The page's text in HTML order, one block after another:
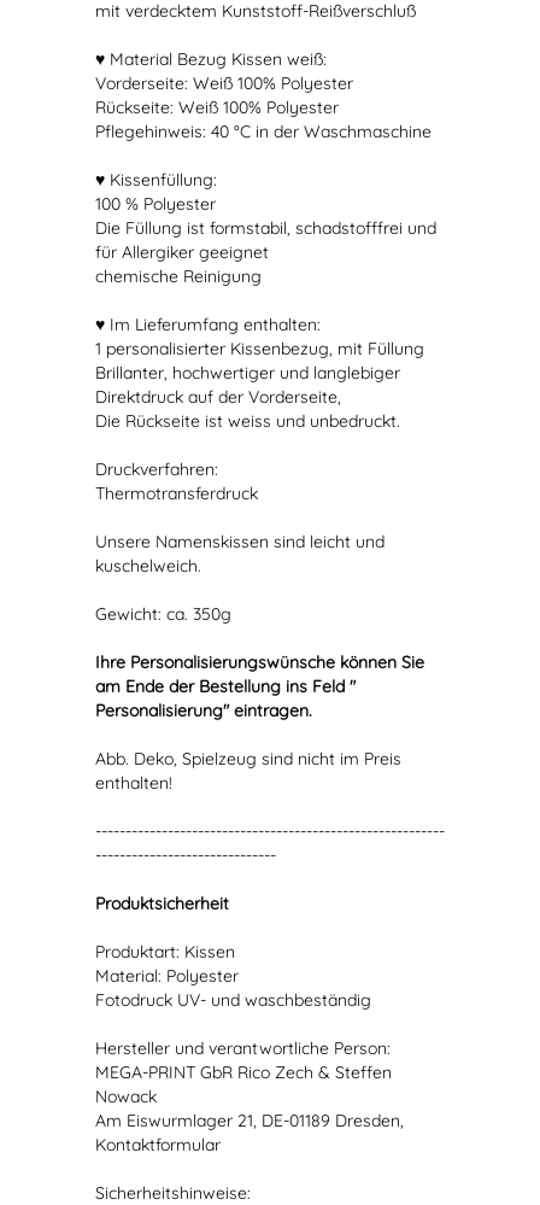
mit verdecktem Kunststoff-Reißverschluß
♥ Material Bezug Kissen weiß:
Vorderseite: Weiß 100% Polyester
Rückseite: Weiß 100% Polyester
Pflegehinweis: 40 °C in der Waschmaschine
♥ Kissenfüllung:
100 % Polyester
Die Füllung ist formstabil, schadstofffrei und
für Allergiker geeignet
chemische Reinigung
♥ Im Lieferumfang enthalten:
1 personalisierter Kissenbezug, mit Füllung
Brillanter, hochwertiger und langlebiger
Direktdruck auf der Vorderseite,
Die Rückseite ist weiss und unbedruckt.
Druckverfahren:
Thermotransferdruck
Unsere Namenskissen sind leicht und
kuschelweich.
Gewicht: ca. 350g
Ihre Personalisierungswünsche können Sie
am Ende der Bestellung ins Feld "
Personalisierung" eintragen.
Abb. Deko, Spielzeug sind nicht im Preis
enthalten!
----------------------------------------------------------
------------------------------
Produktsicherheit
Produktart: Kissen
Material: Polyester
Fotodruck UV- und waschbeständig
Hersteller und verantwortliche Person:
MEGA-PRINT GbR Rico Zech & Steffen
Nowack
Am Eiswurmlager 21, DE-01189 Dresden,
Kontaktformular
Sicherheitshinweise: